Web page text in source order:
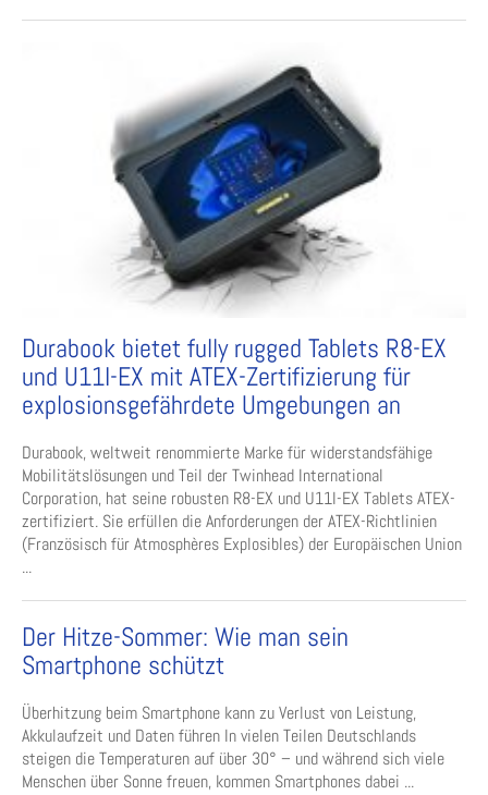
Durabook bietet fully rugged Tablets R8-EX
und U11I-EX mit ATEX-Zertifizierung für
explosionsgefährdete Umgebungen an
Durabook, weltweit renommierte Marke für widerstandsfähige
Mobilitätslösungen und Teil der Twinhead International
Corporation, hat seine robusten R8-EX und U11I-EX Tablets ATEX-
zertifiziert. Sie erfüllen die Anforderungen der ATEX-Richtlinien
(Französisch für Atmosphères Explosibles) der Europäischen Union
...
Der Hitze-Sommer: Wie man sein
Smartphone schützt
Überhitzung beim Smartphone kann zu Verlust von Leistung,
Akkulaufzeit und Daten führen In vielen Teilen Deutschlands
steigen die Temperaturen auf über 30° – und während sich viele
Menschen über Sonne freuen, kommen Smartphones dabei ...